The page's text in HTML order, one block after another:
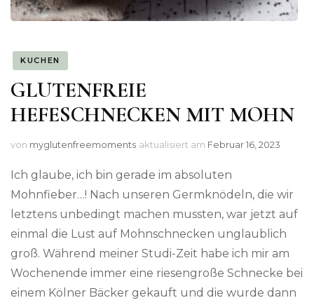
KUCHEN
GLUTENFREIE
HEFESCHNECKEN MIT MOHN
von myglutenfreemoments aktualisiert am Februar 16, 2023
Ich glaube, ich bin gerade im absoluten
Mohnfieber…! Nach unseren Germknödeln, die wir
letztens unbedingt machen mussten, war jetzt auf
einmal die Lust auf Mohnschnecken unglaublich
groß. Während meiner Studi-Zeit habe ich mir am
Wochenende immer eine riesengroße Schnecke bei
einem Kölner Bäcker gekauft und die wurde dann